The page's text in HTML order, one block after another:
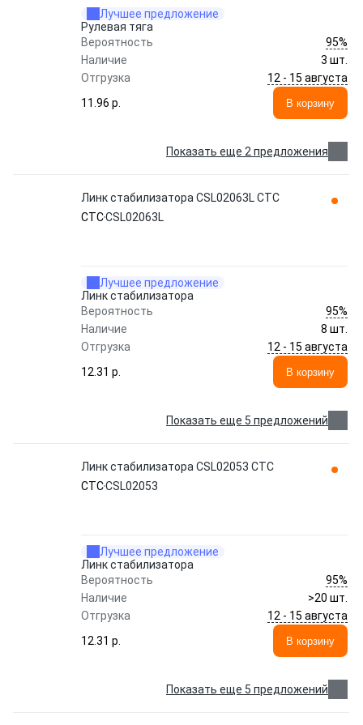
Лучшее предложение
Рулевая тяга
Вероятность
95%
Наличие
3 шт.
Отгрузка
12 - 15 августа
11.96 p.
В корзину
Показать еще 2 предложения
Линк стабилизатора CSL02063L CTC
CTCCSL02063L
Лучшее предложение
Линк стабилизатора
Вероятность
95%
Наличие
8 шт.
Отгрузка
12 - 15 августа
12.31 p.
В корзину
Показать еще 5 предложений
Линк стабилизатора CSL02053 CTC
CTCCSL02053
Лучшее предложение
Линк стабилизатора
Вероятность
95%
Наличие
>20 шт.
Отгрузка
12 - 15 августа
12.31 p.
В корзину
Показать еще 5 предложений